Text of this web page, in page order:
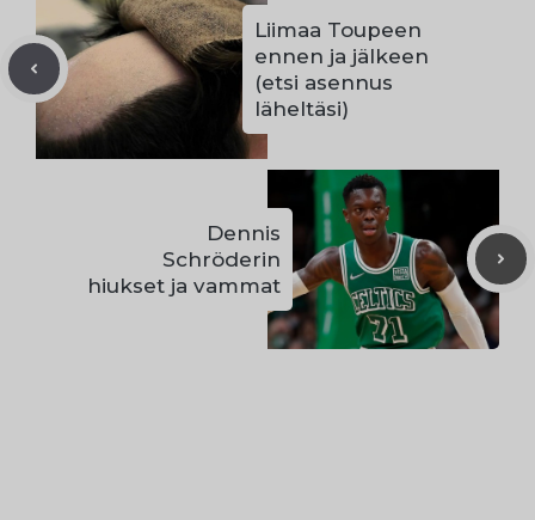
Liimaa Toupeen
ennen ja jälkeen
(etsi asennus
läheltäsi)
Dennis
Schröderin
hiukset ja vammat